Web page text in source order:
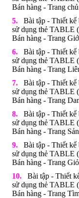
Bán hàng - Trang chủ
Bài tập - Thiết kế
sử dụng thẻ TABLE
Bán hàng - Trang
Bài tập - Thiết kế
sử dụng thẻ TABLE
Bán hàng - Trang
Bài tập - Thiết kế
sử dụng thẻ TABLE
Bán hàng - Trang
Bài tập - Thiết kế
sử dụng thẻ TABLE
Bán hàng - Trang
Bài tập - Thiết kế
sử dụng thẻ TABLE
Bán hàng - Trang
Bài tập - Thiết
sử dụng thẻ TABLE
Bán hàng - Trang